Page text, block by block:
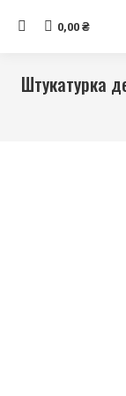
Search:0,00 ₴
Штукатурка